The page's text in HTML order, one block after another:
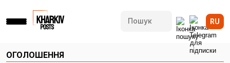
RU
ОГОЛОШЕННЯ